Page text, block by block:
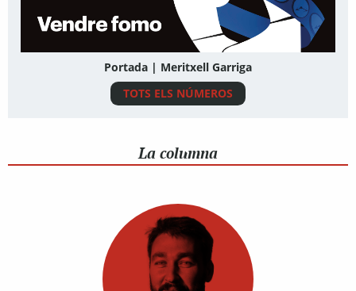
Portada | Meritxell Garriga
TOTS ELS NÚMEROS
La columna